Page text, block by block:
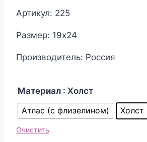
280.00₽.
Артикул: 225
Размер: 19х24
Производитель: Россия
Материал : Холст
Атлас (с флизелином)
Холст
Очистить